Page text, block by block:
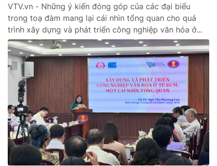
VTV.vn - Những ý kiến đóng góp của các đại biểu
trong toạ đàm mang lại cái nhìn tổng quan cho quá
trình xây dựng và phát triển công nghiệp văn hóa ở...